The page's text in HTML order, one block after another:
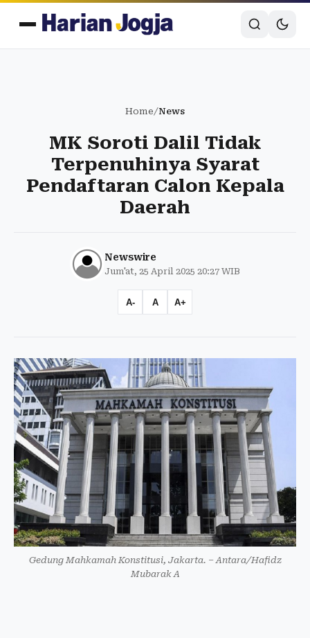
Home/News
MK Soroti Dalil Tidak
Terpenuhinya Syarat
Pendaftaran Calon Kepala
Daerah
Newswire
Jum'at, 25 April 2025 20:27 WIB
A- A A+
Gedung Mahkamah Konstitusi, Jakarta. – Antara/Hafidz
Mubarak A